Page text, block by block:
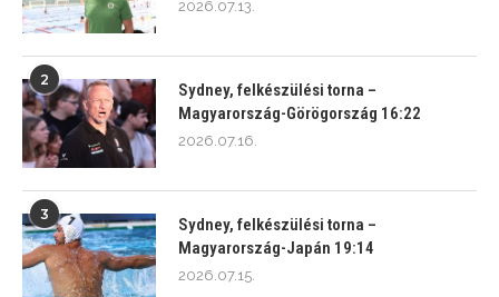
2026.07.13.
2
Sydney, felkészülési torna –
Magyarország-Görögország 16:22
2026.07.16.
3
Sydney, felkészülési torna –
Magyarország-Japán 19:14
2026.07.15.